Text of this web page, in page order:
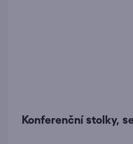
Konferenční stolky,